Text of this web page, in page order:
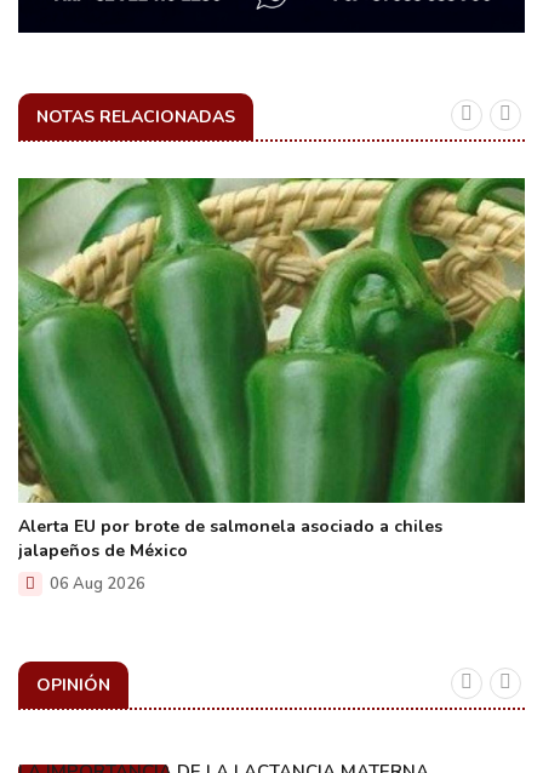
NOTAS RELACIONADAS
Alerta EU por brote de salmonela asociado a chiles
jalapeños de México
06 Aug 2026
OPINIÓN